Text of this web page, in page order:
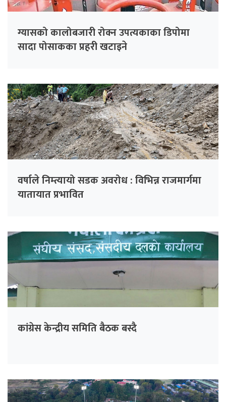
ग्यासको कालोबजारी रोक्न उपत्यकाका डिपोमा
सादा पोसाकका प्रहरी खटाइने
वर्षाले निम्त्यायो सडक अवरोध : विभिन्न राजमार्गमा
यातायात प्रभावित
कांग्रेस केन्द्रीय समिति बैठक बस्दै